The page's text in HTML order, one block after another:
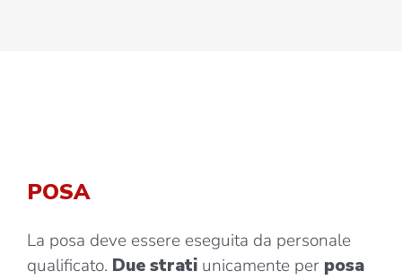
POSA
La posa deve essere eseguita da personale
qualificato. Due strati unicamente per posa